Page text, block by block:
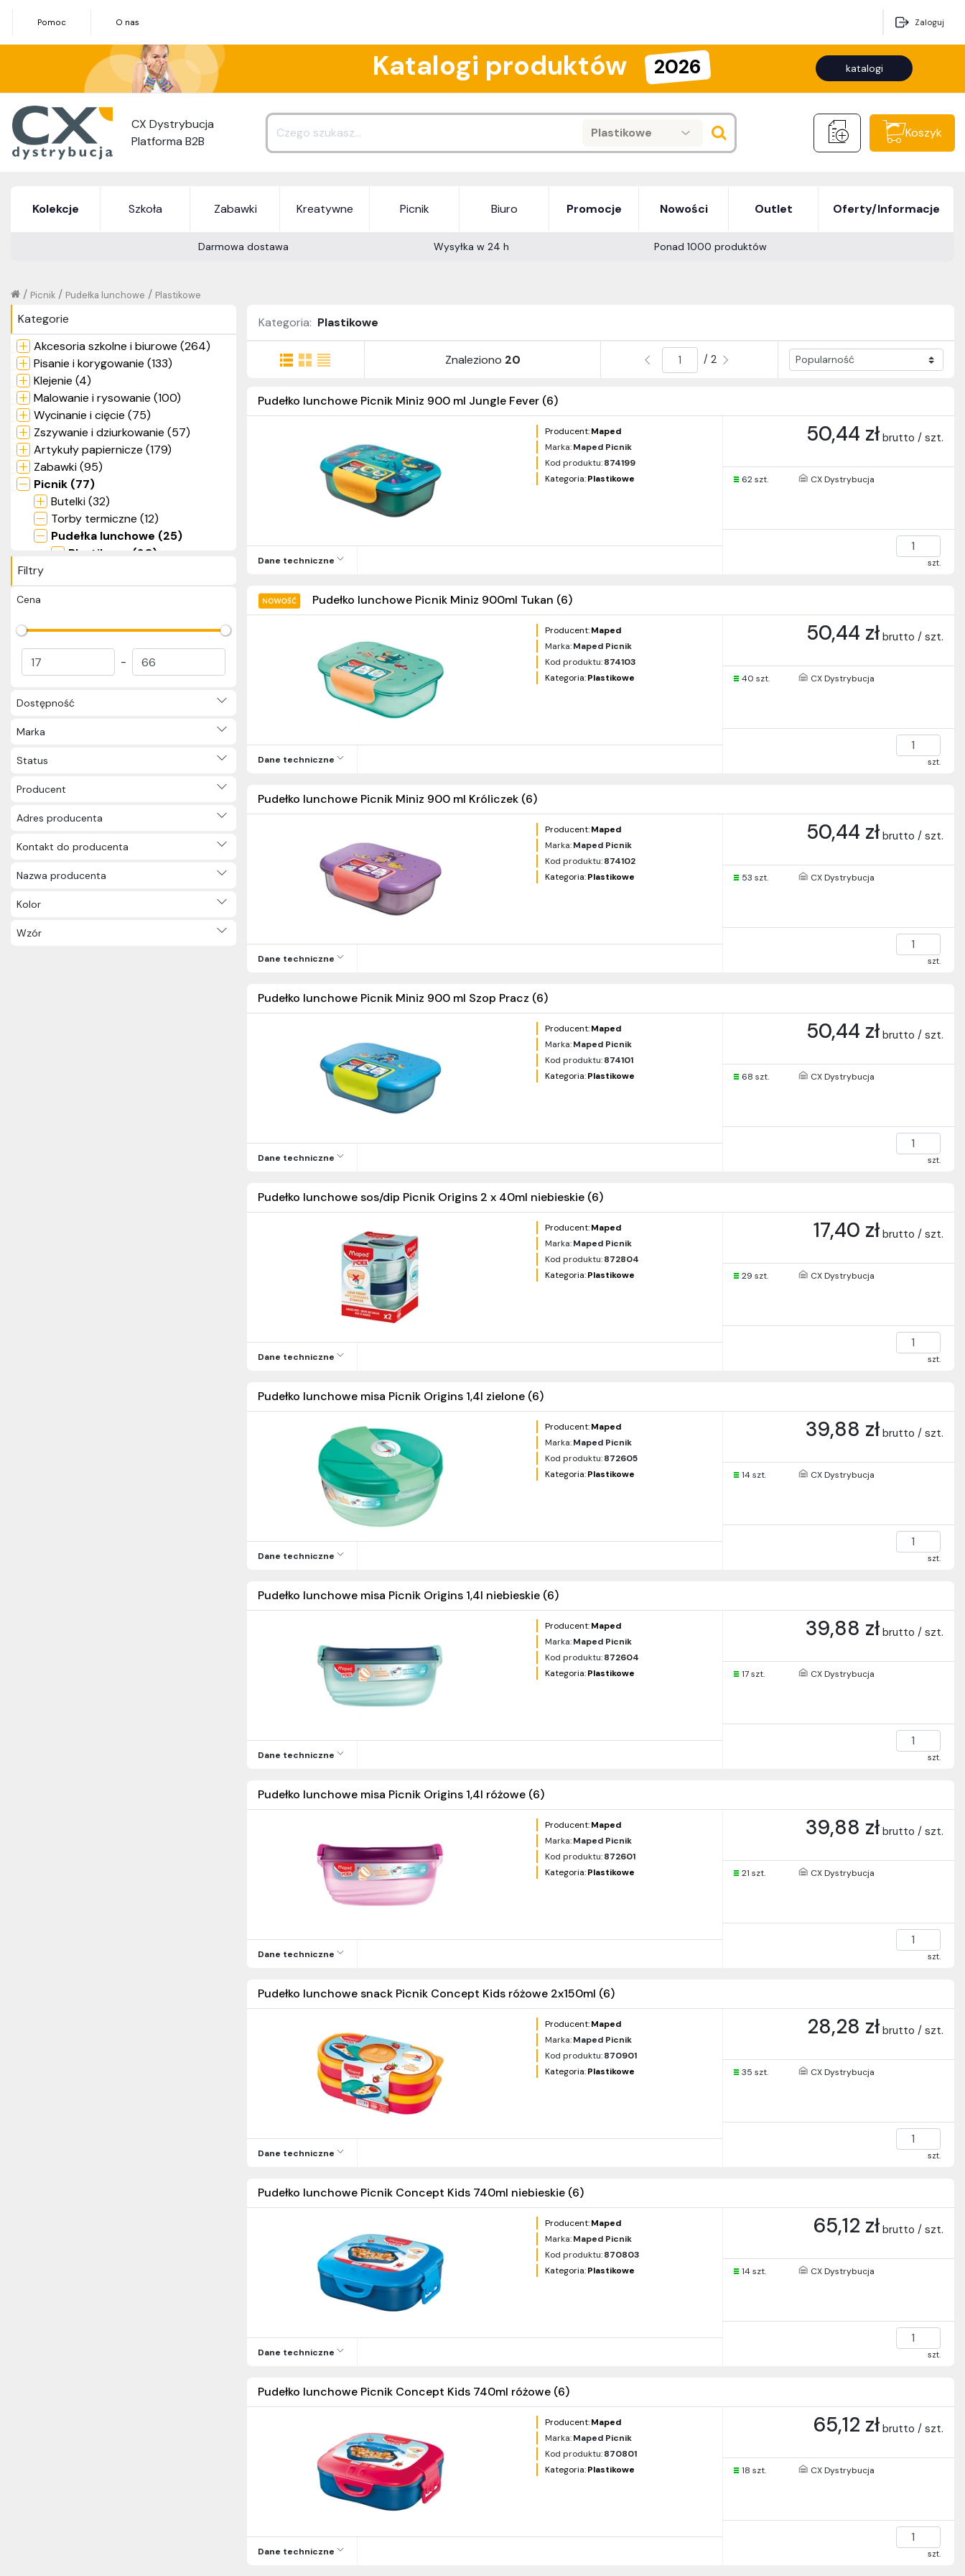
Pomoc O nas Zaloguj
Katalogi produktów 2026 katalogi
CX Dystrybucja
Platforma B2B
Plastikowe
Search Koszyk
Kolekcje Szkoła Zabawki Kreatywne Picnik Biuro Promocje Nowości Outlet Oferty/Informacje
Darmowa dostawa Wysyłka w 24 h Ponad 1000 produktów
Plastikowe
/
Pudełka lunchowe
/
Picnik
/
Kategorie
Akcesoria szkolne i biurowe (264)
Pisanie i korygowanie (133)
Klejenie (4)
Malowanie i rysowanie (100)
Wycinanie i cięcie (75)
Zszywanie i dziurkowanie (57)
Artykuły papiernicze (179)
Zabawki (95)
Picnik (77)
Butelki (32)
Torby termiczne (12)
Pudełka lunchowe (25)
Plastikowe (20)
Stalowe (3)
Inne (9)
Filtry
Cena
-
Dostępność
Marka
Status
Producent
Adres producenta
Kontakt do producenta
Nazwa producenta
Kolor
Wzór
Kategoria: Plastikowe
Znaleziono 20 / 2
Pudełko lunchowe Picnik Miniz 900 ml Jungle Fever (6)
Producent:Maped
Marka:Maped Picnik
Kod produktu:874199
Kategoria:Plastikowe
Dane techniczne
50,44 zł brutto / szt.
62 szt. CX Dystrybucja
szt.
Pudełko lunchowe Picnik Miniz 900ml Tukan (6)
Producent:Maped
Marka:Maped Picnik
Kod produktu:874103
Kategoria:Plastikowe
Dane techniczne
50,44 zł brutto / szt.
40 szt. CX Dystrybucja
szt.
Pudełko lunchowe Picnik Miniz 900 ml Króliczek (6)
Producent:Maped
Marka:Maped Picnik
Kod produktu:874102
Kategoria:Plastikowe
Dane techniczne
50,44 zł brutto / szt.
53 szt. CX Dystrybucja
szt.
Pudełko lunchowe Picnik Miniz 900 ml Szop Pracz (6)
Producent:Maped
Marka:Maped Picnik
Kod produktu:874101
Kategoria:Plastikowe
Dane techniczne
50,44 zł brutto / szt.
68 szt. CX Dystrybucja
szt.
Pudełko lunchowe sos/dip Picnik Origins 2 x 40ml niebieskie (6)
Producent:Maped
Marka:Maped Picnik
Kod produktu:872804
Kategoria:Plastikowe
Dane techniczne
17,40 zł brutto / szt.
29 szt. CX Dystrybucja
szt.
Pudełko lunchowe misa Picnik Origins 1,4l zielone (6)
Producent:Maped
Marka:Maped Picnik
Kod produktu:872605
Kategoria:Plastikowe
Dane techniczne
39,88 zł brutto / szt.
14 szt. CX Dystrybucja
szt.
Pudełko lunchowe misa Picnik Origins 1,4l niebieskie (6)
Producent:Maped
Marka:Maped Picnik
Kod produktu:872604
Kategoria:Plastikowe
Dane techniczne
39,88 zł brutto / szt.
17 szt. CX Dystrybucja
szt.
Pudełko lunchowe misa Picnik Origins 1,4l różowe (6)
Producent:Maped
Marka:Maped Picnik
Kod produktu:872601
Kategoria:Plastikowe
Dane techniczne
39,88 zł brutto / szt.
21 szt. CX Dystrybucja
szt.
Pudełko lunchowe snack Picnik Concept Kids różowe 2x150ml (6)
Producent:Maped
Marka:Maped Picnik
Kod produktu:870901
Kategoria:Plastikowe
Dane techniczne
28,28 zł brutto / szt.
35 szt. CX Dystrybucja
szt.
Pudełko lunchowe Picnik Concept Kids 740ml niebieskie (6)
Producent:Maped
Marka:Maped Picnik
Kod produktu:870803
Kategoria:Plastikowe
Dane techniczne
65,12 zł brutto / szt.
14 szt. CX Dystrybucja
szt.
Pudełko lunchowe Picnik Concept Kids 740ml różowe (6)
Producent:Maped
Marka:Maped Picnik
Kod produktu:870801
Kategoria:Plastikowe
Dane techniczne
65,12 zł brutto / szt.
18 szt. CX Dystrybucja
szt.